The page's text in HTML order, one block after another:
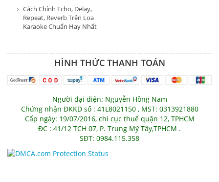
Cách Chỉnh Echo, Delay,
Repeat, Reverb Trên Loa
Karaoke Chuẩn Hay Nhất
HÌNH THỨC THANH TOÁN
Người đại diện: Nguyễn Hồng Nam
Chứng nhận ĐKKD số : 41L8021150 , MST: 0313921880
Cấp ngày: 19/07/2016, chi cục thuế quận 12, TPHCM
ĐC : 41/12 TCH 07, P. Trung Mỹ Tây,TPHCM .
SĐT: 0984.115.358